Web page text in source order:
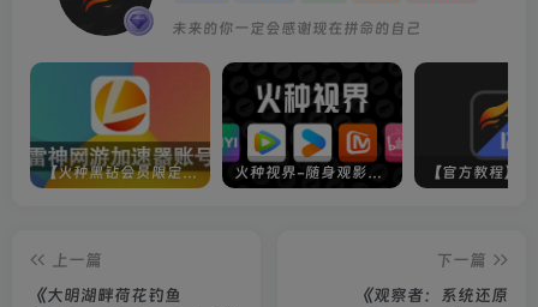
未来的你一定会感谢现在拼命的自己
【火种黑钻会员限定】雷神加速器账号 火种视界-随身观影神器（完美适配手机端）
上一篇
《大明湖畔荷花钓鱼
下一篇
《观察者：系统还原